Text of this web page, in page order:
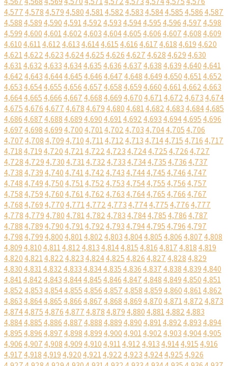
4,5774,5784,5794,5804,5814,5824,5834,5844,5854,5864,587
4,5884,5894,5904,5914,5924,5934,5944,5954,5964,5974,598
4,5994,6004,6014,6024,6034,6044,6054,6064,6074,6084,609
4,6104,6114,6124,6134,6144,6154,6164,6174,6184,6194,620
4,6214,6224,6234,6244,6254,6264,6274,6284,6294,630
4,6314,6324,6334,6344,6354,6364,6374,6384,6394,6404,641
4,6424,6434,6444,6454,6464,6474,6484,6494,6504,6514,652
4,6534,6544,6554,6564,6574,6584,6594,6604,6614,6624,663
4,6644,6654,6664,6674,6684,6694,6704,6714,6724,6734,674
4,6754,6764,6774,6784,6794,6804,6814,6824,6834,6844,685
4,6864,6874,6884,6894,6904,6914,6924,6934,6944,6954,696
4,6974,6984,6994,7004,7014,7024,7034,7044,7054,706
4,7074,7084,7094,7104,7114,7124,7134,7144,7154,7164,717
4,7184,7194,7204,7214,7224,7234,7244,7254,7264,727
4,7284,7294,7304,7314,7324,7334,7344,7354,7364,737
4,7384,7394,7404,7414,7424,7434,7444,7454,7464,747
4,7484,7494,7504,7514,7524,7534,7544,7554,7564,757
4,7584,7594,7604,7614,7624,7634,7644,7654,7664,767
4,7684,7694,7704,7714,7724,7734,7744,7754,7764,777
4,7784,7794,7804,7814,7824,7834,7844,7854,7864,787
4,7884,7894,7904,7914,7924,7934,7944,7954,7964,797
4,7984,7994,8004,8014,8024,8034,8044,8054,8064,8074,808
4,8094,8104,8114,8124,8134,8144,8154,8164,8174,8184,819
4,8204,8214,8224,8234,8244,8254,8264,8274,8284,829
4,8304,8314,8324,8334,8344,8354,8364,8374,8384,8394,840
4,8414,8424,8434,8444,8454,8464,8474,8484,8494,8504,851
4,8524,8534,8544,8554,8564,8574,8584,8594,8604,8614,862
4,8634,8644,8654,8664,8674,8684,8694,8704,8714,8724,873
4,8744,8754,8764,8774,8784,8794,8804,8814,8824,883
4,8844,8854,8864,8874,8884,8894,8904,8914,8924,8934,894
4,8954,8964,8974,8984,8994,9004,9014,9024,9034,9044,905
4,9064,9074,9084,9094,9104,9114,9124,9134,9144,9154,916
4,9174,9184,9194,9204,9214,9224,9234,9244,9254,926